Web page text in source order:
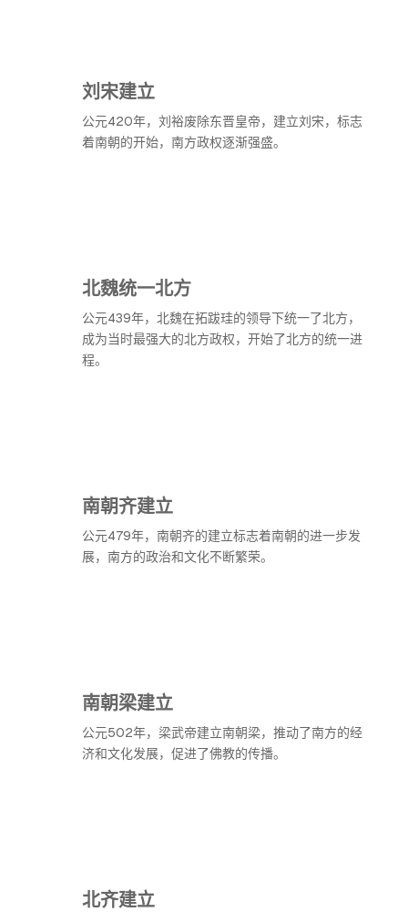
刘宋建立
公元420年，刘裕废除东晋皇帝，建立刘宋，标志
着南朝的开始，南方政权逐渐强盛。
北魏统一北方
公元439年，北魏在拓跋珪的领导下统一了北方，
成为当时最强大的北方政权，开始了北方的统一进
程。
南朝齐建立
公元479年，南朝齐的建立标志着南朝的进一步发
展，南方的政治和文化不断繁荣。
南朝梁建立
公元502年，梁武帝建立南朝梁，推动了南方的经
济和文化发展，促进了佛教的传播。
北齐建立